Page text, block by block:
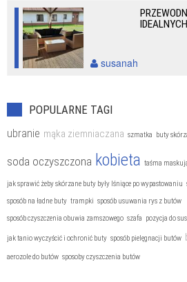
susanah
POPULARNE TAGI
ubranie mąka ziemniaczana szmatka buty
soda oczyszczona kobieta taśma
jak sprawić żeby skórzane buty były lśniące po wypastowaniu
sposób na ładne buty trampki sposób usuwania rys z butów
sposób czyszczenia obuwia zamszowego szafa pozycja do
jak tanio wyczyścić i ochronić buty sposób pielęgnacji butów
aerozole do butów sposoby czyszczenia butów